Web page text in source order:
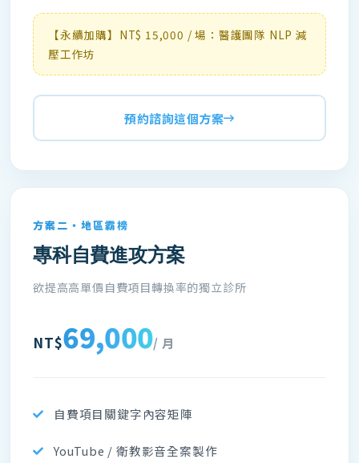
【永續加購】NT$ 15,000 / 場：醫護團隊 NLP 減
壓工作坊
預約諮詢這個方案
方案二・地區霸榜
專科自費進攻方案
欲提高高單價自費項目轉換率的獨立診所
NT$69,000/ 月
自費項目關鍵字內容矩陣
YouTube / 衛教影音全案製作